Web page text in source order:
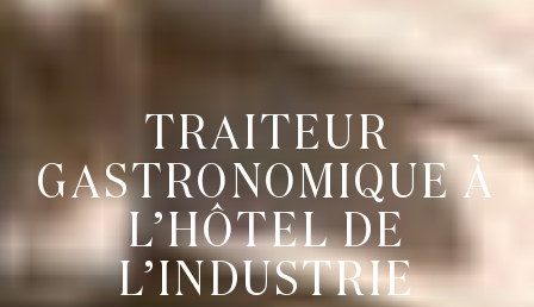
TRAITEUR
GASTRONOMIQUE À
L’HÔTEL DE
L’INDUSTRIE